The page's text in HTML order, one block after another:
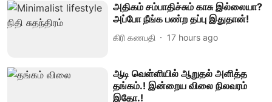
அதிகம் சம்பாதிச்சும் காசு இல்லையா?
அப்போ நீங்க பண்ற தப்பு இதுதான்!
கிரி கணபதி 17 hours ago
ஆடி வெள்ளியில் ஆறுதல் அளித்த
தங்கம்.! இன்றைய விலை நிலவரம்
இதோ.!